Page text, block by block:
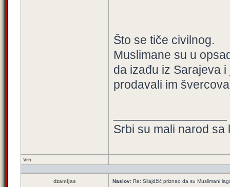
Što se tiče civilnog.
Muslimane su u
da izađu iz Sarajeva
prodavali im
Srbi su mali narod
Vrh
dzamijas Naslov: Re: Silajdžić priznao da su Muslimani